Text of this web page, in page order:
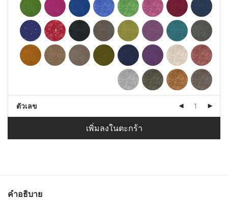
ตัวเลข
เพิ่มลงในตะกร้า
คำอธิบาย